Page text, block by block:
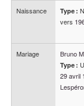
Naissance Type :
vers
Mariage Bruno
Type :
29 avril